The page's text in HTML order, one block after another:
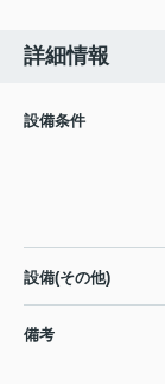
詳細情報
設備条件
設備(その他)
備考